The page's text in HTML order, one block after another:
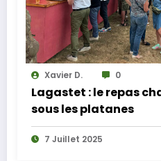
Xavier D. 0
Lagastet : le repas
sous les platanes
7 Juillet 2025